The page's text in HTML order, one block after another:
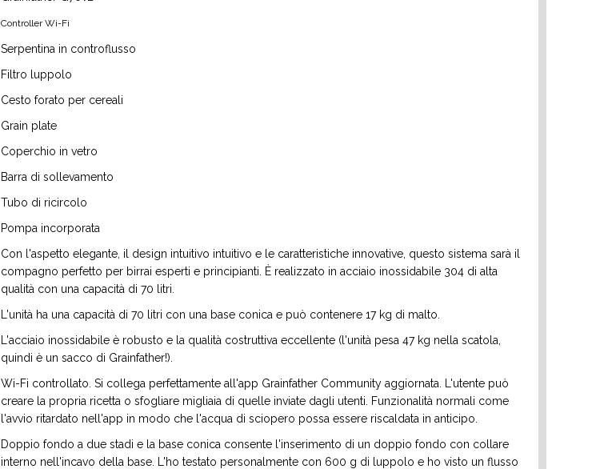
Controller Wi-Fi
Serpentina in controflusso
Filtro luppolo
Cesto forato per cereali
Grain plate
Coperchio in vetro
Barra di sollevamento
Tubo di ricircolo
Pompa incorporata
Con l'aspetto elegante, il design intuitivo intuitivo e le caratteristiche innovative, questo sistema sarà il
compagno perfetto per birrai esperti e principianti. È realizzato in acciaio inossidabile 304 di alta
qualità con una capacità di 70 litri.
L'unità ha una capacità di 70 litri con una base conica e può contenere 17 kg di malto.
L'acciaio inossidabile è robusto e la qualità costruttiva eccellente (l'unità pesa 47 kg nella scatola,
quindi è un sacco di Grainfather!).
Wi-Fi controllato. Si collega perfettamente all'app Grainfather Community aggiornata. L'utente può
creare la propria ricetta o sfogliare migliaia di quelle inviate dagli utenti. Funzionalità normali come
l'avvio ritardato nell'app in modo che l'acqua di sciopero possa essere riscaldata in anticipo.
Doppio fondo a due stadi e la base conica consente l'inserimento di un doppio fondo con collare
interno nell'incavo della base. L'ho testato personalmente con 600 g di luppolo e ho visto un flusso